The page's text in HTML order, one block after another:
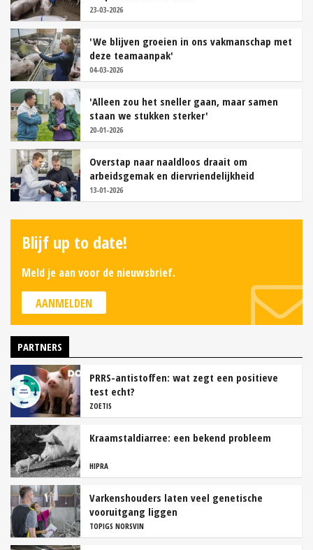
23-03-2026
'We blijven groeien in ons vakmanschap met
deze teamaanpak'
04-03-2026
'Alleen zou het sneller gaan, maar samen
staan we stukken sterker'
20-01-2026
Overstap naar naaldloos draait om
arbeidsgemak en diervriendelijkheid
13-01-2026
Blijf up to date!
Meld je aan voor de nieuwsbrief.
AANMELDEN
PARTNERS
PRRS-antistoffen: wat zegt een positieve
test echt?
ZOETIS
Kraamstaldiarree: een bekend probleem
HIPRA
Varkenshouders laten veel genetische
vooruitgang liggen
TOPIGS NORSVIN